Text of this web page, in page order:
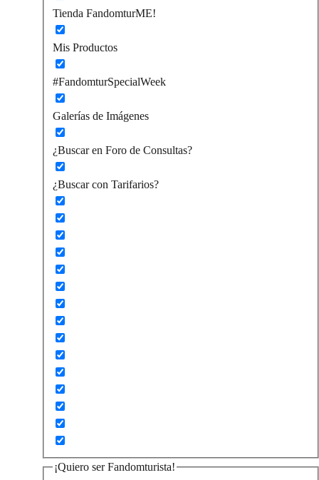
Tienda FandomturME!
Mis Productos
#FandomturSpecialWeek
Galerías de Imágenes
¿Buscar en Foro de Consultas?
¿Buscar con Tarifarios?
¡Quiero ser Fandomturista!